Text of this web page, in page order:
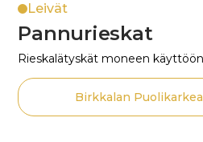
Leivät
Pannurieskat
Rieskalätyskät moneen käyttöön
Birkkalan